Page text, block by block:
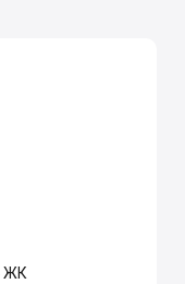
ЖК